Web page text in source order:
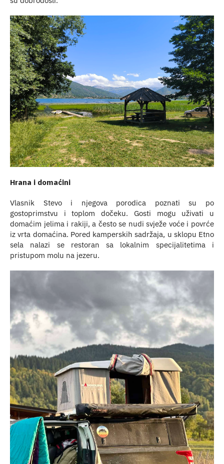
Hrana i domaćini
Vlasnik Stevo i njegova porodica poznati su po
gostoprimstvu i toplom dočeku. Gosti mogu uživati u
domaćim jelima i rakiji, a često se nudi svježe voće i povrće
iz vrta domaćina. Pored kamperskih sadržaja, u sklopu Etno
sela nalazi se restoran sa lokalnim specijalitetima i
pristupom molu na jezeru.